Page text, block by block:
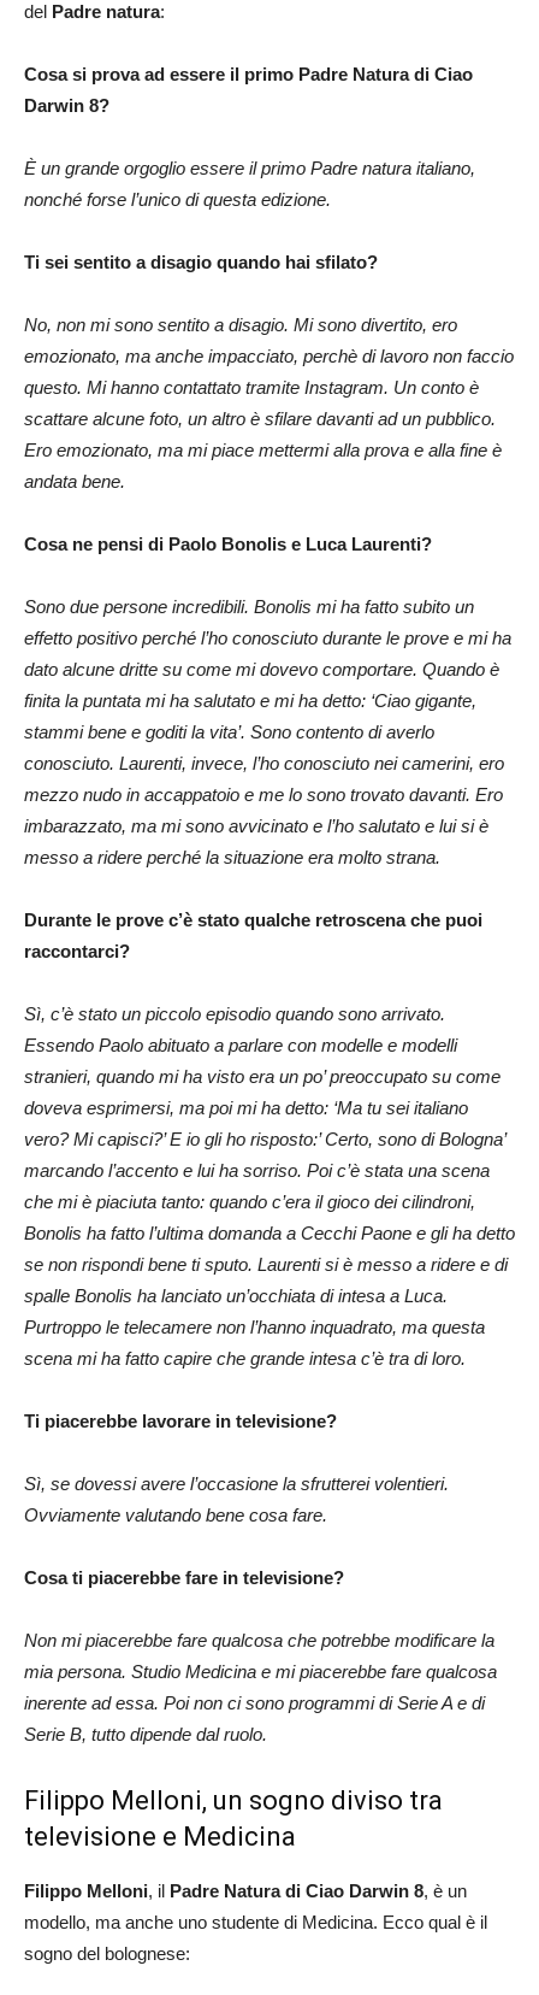
del Padre natura:
Cosa si prova ad essere il primo Padre Natura di Ciao
Darwin 8?
È un grande orgoglio essere il primo Padre natura italiano,
nonché forse l’unico di questa edizione.
Ti sei sentito a disagio quando hai sfilato?
No, non mi sono sentito a disagio. Mi sono divertito, ero
emozionato, ma anche impacciato, perchè di lavoro non faccio
questo. Mi hanno contattato tramite Instagram. Un conto è
scattare alcune foto, un altro è sfilare davanti ad un pubblico.
Ero emozionato, ma mi piace mettermi alla prova e alla fine è
andata bene.
Cosa ne pensi di Paolo Bonolis e Luca Laurenti?
Sono due persone incredibili. Bonolis mi ha fatto subito un
effetto positivo perché l’ho conosciuto durante le prove e mi ha
dato alcune dritte su come mi dovevo comportare. Quando è
finita la puntata mi ha salutato e mi ha detto: ‘Ciao gigante,
stammi bene e goditi la vita’. Sono contento di averlo
conosciuto. Laurenti, invece, l’ho conosciuto nei camerini, ero
mezzo nudo in accappatoio e me lo sono trovato davanti. Ero
imbarazzato, ma mi sono avvicinato e l’ho salutato e lui si è
messo a ridere perché la situazione era molto strana.
Durante le prove c’è stato qualche retroscena che puoi
raccontarci?
Sì, c’è stato un piccolo episodio quando sono arrivato.
Essendo Paolo abituato a parlare con modelle e modelli
stranieri, quando mi ha visto era un po’ preoccupato su come
doveva esprimersi, ma poi mi ha detto: ‘Ma tu sei italiano
vero? Mi capisci?’ E io gli ho risposto:’ Certo, sono di Bologna’
marcando l’accento e lui ha sorriso. Poi c’è stata una scena
che mi è piaciuta tanto: quando c’era il gioco dei cilindroni,
Bonolis ha fatto l’ultima domanda a Cecchi Paone e gli ha detto
se non rispondi bene ti sputo. Laurenti si è messo a ridere e di
spalle Bonolis ha lanciato un’occhiata di intesa a Luca.
Purtroppo le telecamere non l’hanno inquadrato, ma questa
scena mi ha fatto capire che grande intesa c’è tra di loro.
Ti piacerebbe lavorare in televisione?
Sì, se dovessi avere l’occasione la sfrutterei volentieri.
Ovviamente valutando bene cosa fare.
Cosa ti piacerebbe fare in televisione?
Non mi piacerebbe fare qualcosa che potrebbe modificare la
mia persona. Studio Medicina e mi piacerebbe fare qualcosa
inerente ad essa. Poi non ci sono programmi di Serie A e di
Serie B, tutto dipende dal ruolo.
Filippo Melloni, un sogno diviso tra
televisione e Medicina
Filippo Melloni, il Padre Natura di Ciao Darwin 8, è un
modello, ma anche uno studente di Medicina. Ecco qual è il
sogno del bolognese: